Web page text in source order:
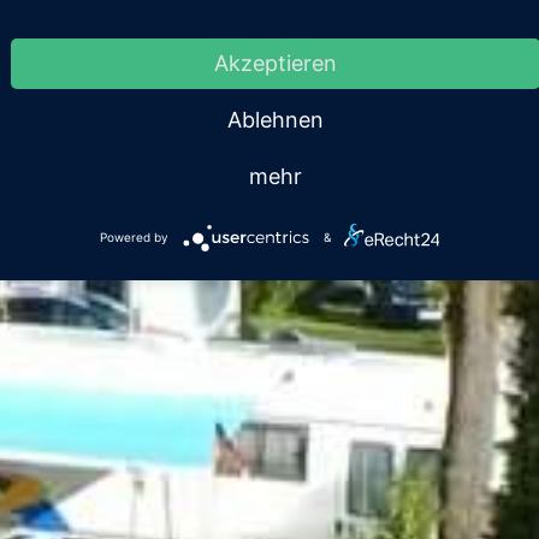
&
Akzeptieren
Ablehnen
mehr
Powered by &